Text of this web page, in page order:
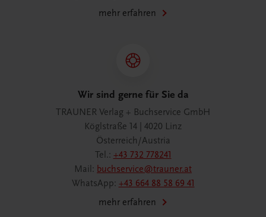
mehr erfahren
Wir sind gerne für Sie da
TRAUNER Verlag + Buchservice GmbH
Köglstraße 14 | 4020 Linz
Österreich/Austria
Tel.: +43 732 778241
Mail: buchservice@trauner.at
WhatsApp: +43 664 88 58 69 41
mehr erfahren